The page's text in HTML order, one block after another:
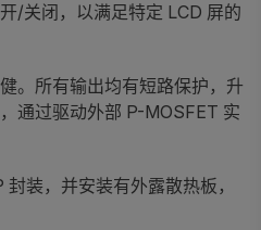
/关闭，以满足特定 LCD 屏的
。所有输出均有短路保护，升
通过驱动外部 P-MOSFET 实
装，并安装有外露散热板，